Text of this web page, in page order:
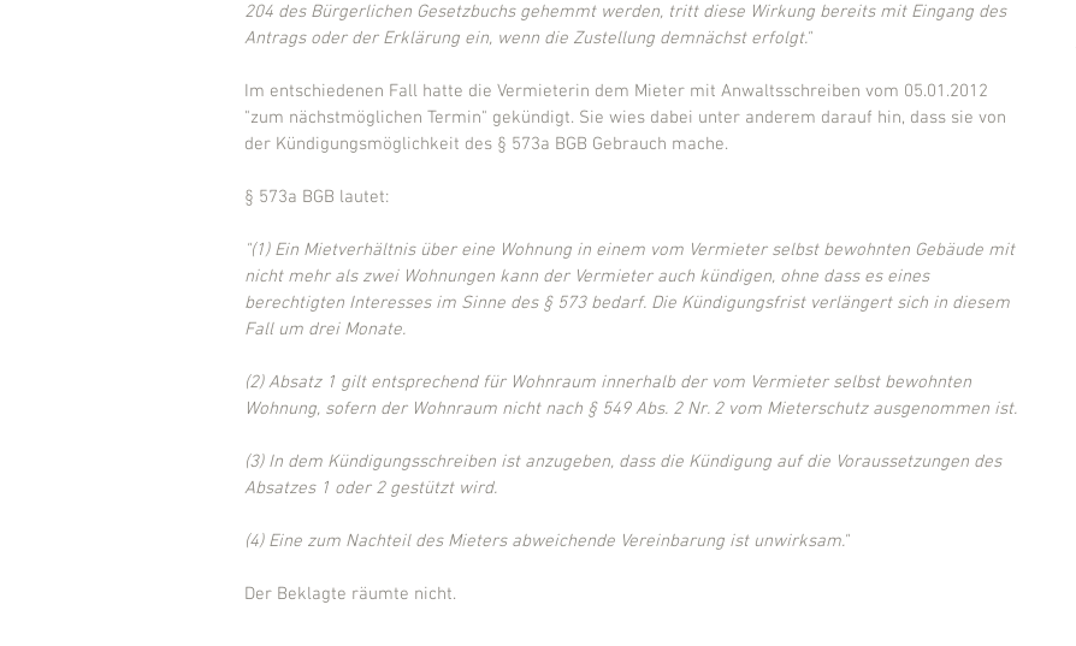
204 des Bürgerlichen Gesetzbuchs gehemmt werden, tritt diese Wirkung bereits mit Eingang des
Antrags oder der Erklärung ein, wenn die Zustellung demnächst erfolgt."
Im entschiedenen Fall hatte die Vermieterin dem Mieter mit Anwaltsschreiben vom 05.01.2012
"zum nächstmöglichen Termin" gekündigt. Sie wies dabei unter anderem darauf hin, dass sie von
der Kündigungsmöglichkeit des § 573a BGB Gebrauch mache.
§ 573a BGB lautet:
"(1) Ein Mietverhältnis über eine Wohnung in einem vom Vermieter selbst bewohnten Gebäude mit
nicht mehr als zwei Wohnungen kann der Vermieter auch kündigen, ohne dass es eines
berechtigten Interesses im Sinne des § 573 bedarf. Die Kündigungsfrist verlängert sich in diesem
Fall um drei Monate.
(2) Absatz 1 gilt entsprechend für Wohnraum innerhalb der vom Vermieter selbst bewohnten
Wohnung, sofern der Wohnraum nicht nach § 549 Abs. 2 Nr. 2 vom Mieterschutz ausgenommen ist.
(3) In dem Kündigungsschreiben ist anzugeben, dass die Kündigung auf die Voraussetzungen des
Absatzes 1 oder 2 gestützt wird.
(4) Eine zum Nachteil des Mieters abweichende Vereinbarung ist unwirksam."
Der Beklagte räumte nicht.